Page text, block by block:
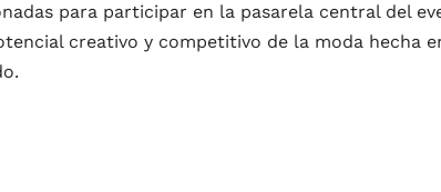
para participar en la pasarela central del
creativo y competitivo de la moda hecha